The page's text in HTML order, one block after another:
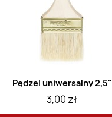
Pędzel uniwersalny 2,5"
3,00 zł